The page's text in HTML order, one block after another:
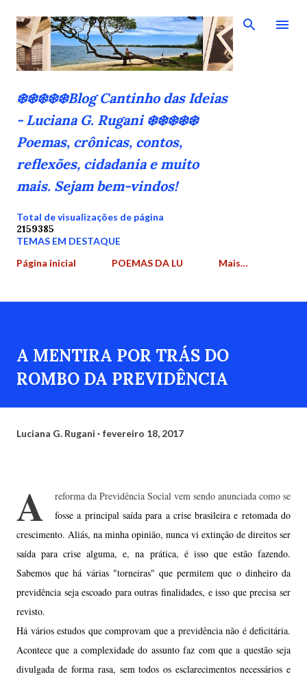
Pular para o conteúdo principal
❄️❄️❄️❄️❄️Blog Cantinho das Ideias
- Luciana G. Rugani ❄️❄️❄️❄️❄️
Poemas, crônicas, contos,
reflexões, cidadania e muito
mais. Sejam bem-vindos!
Total de visualizações de página
2159385
TEMAS EM DESTAQUE
Página inicial
POEMAS DA LU Mais…
A MENTIRA POR TRÁS DO
ROMBO DA PREVIDÊNCIA
Luciana G. Rugani fevereiro 18, 2017
A
reforma da Previdência Social vem sendo anunciada como se
fosse a principal saída para a crise brasileira e retomada do
crescimento. Aliás, na minha opinião, nunca vi extinção de direitos ser
saída para crise alguma, e, na prática, é isso que estão fazendo.
Sabemos que há várias "torneiras" que permitem que o dinheiro da
previdência seja escoado para outras finalidades, e isso que precisa ser
revisto.
Há vários estudos que comprovam que a previdência não é deficitária.
Acontece que a complexidade do assunto faz com que a questão seja
divulgada de forma rasa, sem todos os esclarecimentos necessários e